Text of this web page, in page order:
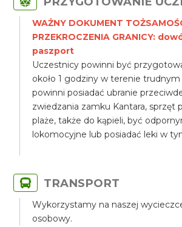
WAŻNY DOKUMENT
PRZEKROCZENIA GRANICY:
paszport
Uczestnicy powinni być
około 1 godziny w terenie
powinni posiadać ubranie
zwiedzania zamku Kantara, sprzęt
plaże, także do kąpieli, być
lokomocyjne lub posiadać leki w
TRANSPORT
Wykorzystamy na naszej
osobowy.